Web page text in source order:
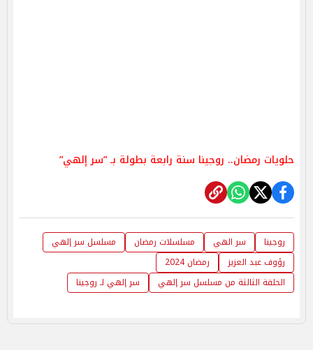
حلويات رمضان.. روجينا سنة رابعة بطولة بـ ”سر إلهي”
روجينا سر الهي مسلسلات رمضان
مسلسل سر إلهي
رؤوف عبد العزيز
رمضان 2024
الحلقة الثالثة من مسلسل سر إلهي
سر إلهي لـ روجينا